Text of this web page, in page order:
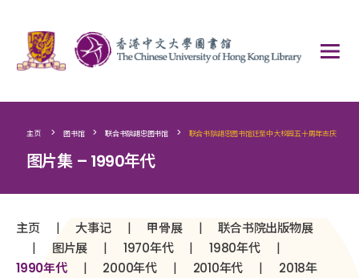
主页 > 图书馆 > 联合书院胡忠图书馆 > 联合书院胡忠图书馆迁至中大校园五十周年志庆
图片集 – 1990年代
主页 | 大事记 | 甲骨展 | 联合书院出版物展
| 图片展 | 1970年代 | 1980年代 |
1990年代 | 2000年代 | 2010年代 | 2018年